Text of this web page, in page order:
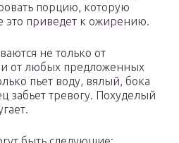
порцию, которую
это приведет к ожирению.
не только от
от любых предложенных
пьет воду, вялый, бока
забьет тревогу. Похуделый